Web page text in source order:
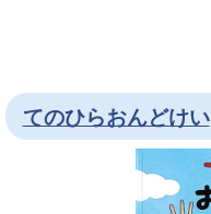
てのひらおんどけい